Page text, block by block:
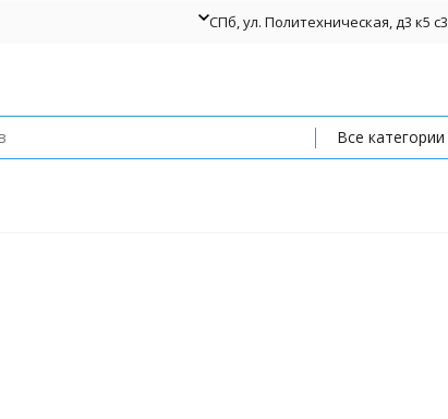
СПб, ул. Политехническая, д3 к5 с3
Все категории